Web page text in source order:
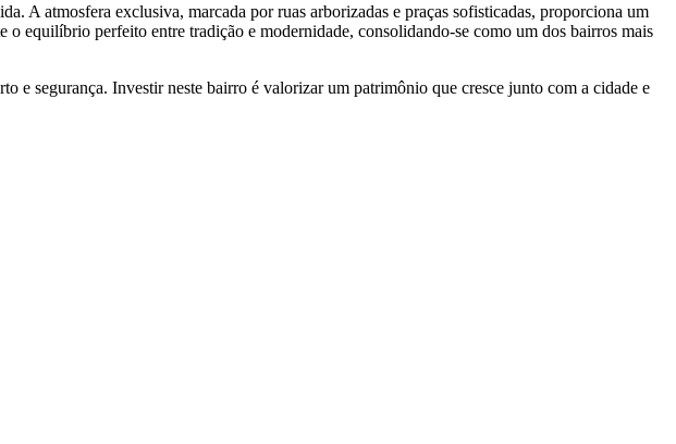
A atmosfera exclusiva, marcada por ruas arborizadas e praças sofisticadas, proporciona um
equilíbrio perfeito entre tradição e modernidade, consolidando-se como um dos bairros mais
e segurança. Investir neste bairro é valorizar um patrimônio que cresce junto com a cidade e